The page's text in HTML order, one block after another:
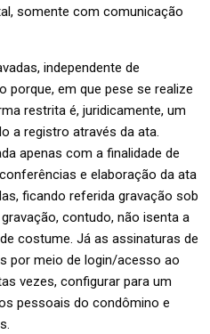
somente com comunicação
independente de
porque, em que pese se realize
restrita é, juridicamente, um
a registro através da ata.
apenas com a finalidade de
e elaboração da ata
ficando referida gravação sob
contudo, não isenta a
costume. Já as assinaturas de
por meio de login/acesso ao
vezes, configurar para um
pessoais do condômino e